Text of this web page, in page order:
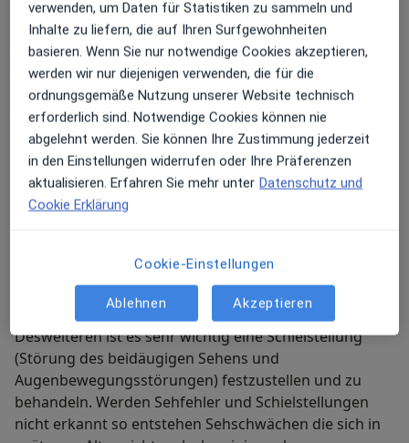
frühzeitig erkennen und kompetent behandeln. Hier
finden Sie unsere Leistungen im Überblick:
Kindervorsorgeuntersuchungen und
Schielsprechstunde
Vor der Einschulung sollten alle Kinder eine gründliche
Augenuntersuchung bekommen da die sensible Phase
in der das Gehirn das Sehzentrum ausbildet mit dem
6.- 7. Lebensjahr endet. Sehfehler die zu einer
Altersphase nicht mehr korrigiert werden. Sehfehler
können zum einen Kurz- und Weitsichtigkeit aber auch
eine Hornhautverkrümmung sein die das Sehen
unscharf machen.
Desweiteren ist es sehr wichtig eine Schielstellung
(Störung des beidäugigen Sehens und
Augenbewegungsstörungen) festzustellen und zu
behandeln. Werden Sehfehler und Schielstellungen
nicht erkannt so entstehen Sehschwächen die sich in
verwenden, um Daten für Statistiken zu sammeln und
Inhalte zu liefern, die auf Ihren Surfgewohnheiten
basieren. Wenn Sie nur notwendige Cookies akzeptieren,
werden wir nur diejenigen verwenden, die für die
ordnungsgemäße Nutzung unserer Website technisch
erforderlich sind. Notwendige Cookies können nie
abgelehnt werden. Sie können Ihre Zustimmung jederzeit
in den Einstellungen widerrufen oder Ihre Präferenzen
aktualisieren. Erfahren Sie mehr unter Datenschutz und
Cookie Erklärung
Cookie-Einstellungen
Ablehnen Akzeptieren